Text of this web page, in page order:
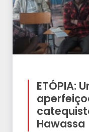
ETÓPIA:
Hawassa